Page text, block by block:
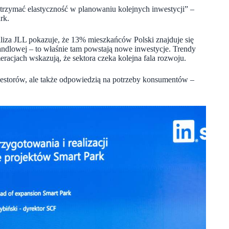
elastyczność w planowaniu kolejnych inwestycji” –
JLL pokazuje, że 13% mieszkańców Polski znajduje się
– to właśnie tam powstają nowe inwestycje. Trendy
wskazują, że sektora czeka kolejna fala rozwoju.
ale także odpowiedzią na potrzeby konsumentów –